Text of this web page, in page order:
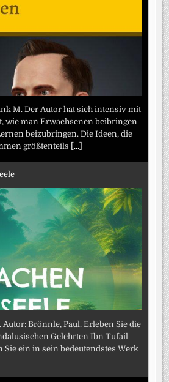
M. Der Autor hat sich intensiv mit
wie man Erwachsenen beibringen
beizubringen. Die Ideen, die
größtenteils
[...]
Autor: Brönnle, Paul. Erleben Sie die
Gelehrten Ibn Tufail
Sie ein in sein bedeutendstes Werk